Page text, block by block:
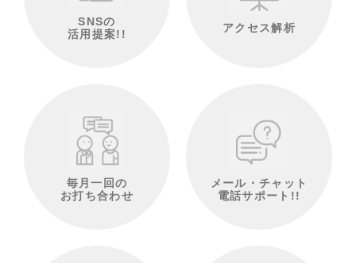
SNSの
活用提案!!
アクセス解析
毎月一回の
お打ち合わせ
メール・チャット
電話サポート!!